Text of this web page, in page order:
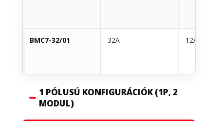
BMC7-32/01 32A 12A
1 PÓLUSÚ KONFIGURÁCIÓK (1P, 2
MODUL)